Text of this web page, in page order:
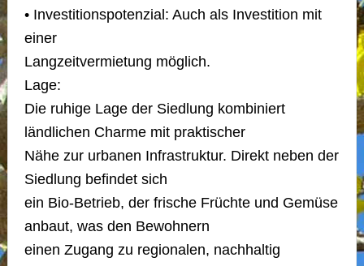
• Investitionspotenzial: Auch als Investition mit
einer
Langzeitvermietung möglich.
Lage:
Die ruhige Lage der Siedlung kombiniert
ländlichen Charme mit praktischer
Nähe zur urbanen Infrastruktur. Direkt neben der
Siedlung befindet sich
ein Bio-Betrieb, der frische Früchte und Gemüse
anbaut, was den Bewohnern
einen Zugang zu regionalen, nachhaltig